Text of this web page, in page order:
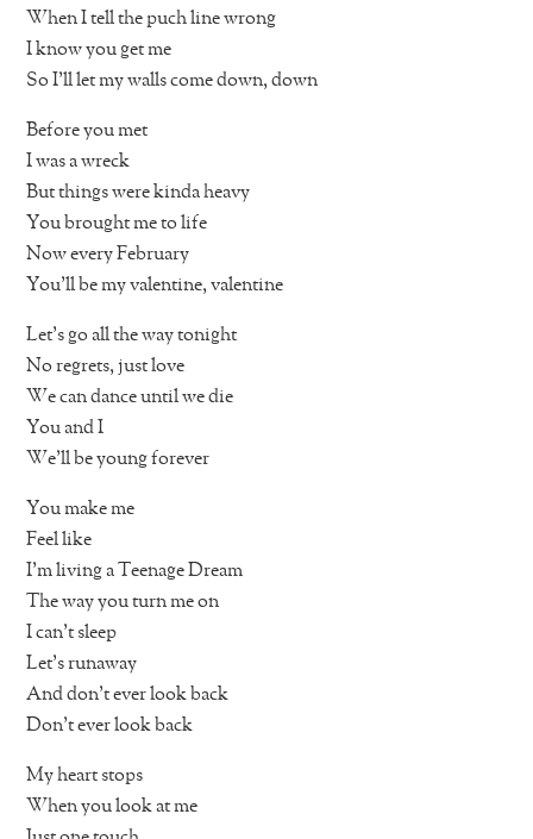
When I tell the puch line wrong
I know you get me
So I’ll let my walls come down, down
Before you met
I was a wreck
But things were kinda heavy
You brought me to life
Now every February
You’ll be my valentine, valentine
Let’s go all the way tonight
No regrets, just love
We can dance until we die
You and I
We’ll be young forever
You make me
Feel like
I’m living a Teenage Dream
The way you turn me on
I can’t sleep
Let’s runaway
And don’t ever look back
Don’t ever look back
My heart stops
When you look at me